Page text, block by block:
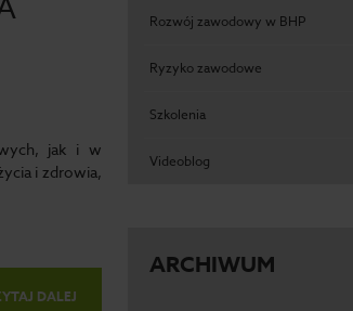
Rozwój zawodowy w BHP
Ryzyko zawodowe
Szkolenia
Videoblog
ARCHIWUM
jak i w
i zdrowia,
DALEJ